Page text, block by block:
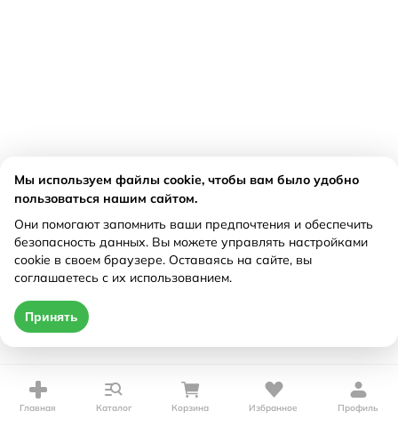
Главная Каталог Корзина Избранное Профиль
Мы используем файлы cookie, чтобы вам было удобно
пользоваться нашим сайтом.
Они помогают запомнить ваши предпочтения и обеспечить
безопасность данных. Вы можете управлять настройками
cookie в своем браузере. Оставаясь на сайте, вы
соглашаетесь с их использованием.
Принять